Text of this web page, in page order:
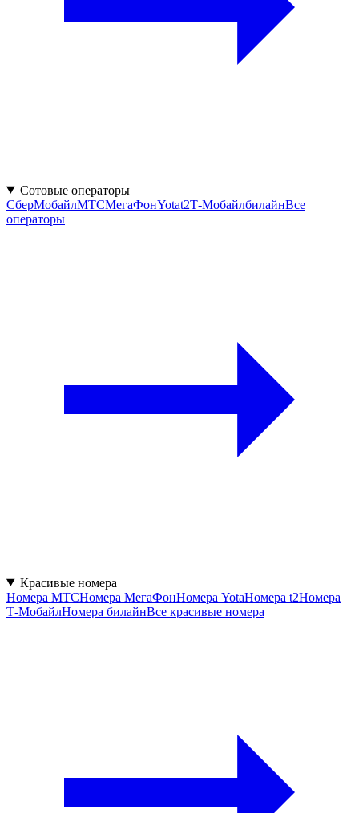
Сотовые операторы
СберМобайлМТСМегаФонYotat2Т‑МобайлбилайнВсе
операторы
Красивые номера
Номера МТСНомера МегаФонНомера YotaНомера t2Номера
Т‑МобайлНомера билайнВсе красивые номера